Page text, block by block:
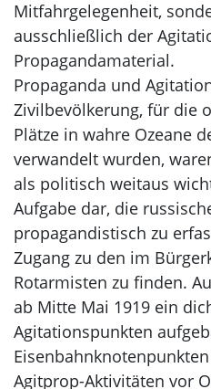
Mitfahrgelegenheit,
ausschließlich der
Propagandamaterial.
Propaganda und
Zivilbevölkerung, für die
Plätze in wahre Ozeane
verwandelt wurden,
als politisch weitaus
Aufgabe dar, die
propagandistisch zu
Zugang zu den im
Rotarmisten zu finden.
ab Mitte Mai 1919 ein
Agitationspunkten
Agitprop-Aktivitäten vor